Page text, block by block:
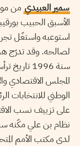
سمير العبيدي من
الأسبق الحبيب
استوعبه واستغّل
لصالحه. وقد تدرّج
سنة 1996
المجلس الاقتصادي
الوطني للانتخابات
على تزييف نسب
لدى مكتب الأمم